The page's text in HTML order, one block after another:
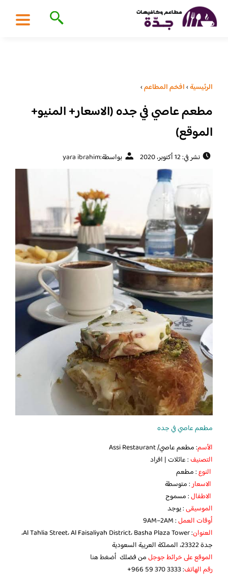
الرئيسية›افخم المطاعم›
مطعم عاصي في جده (الاسعار+ المنيو+
الموقع)
نشر في: 12 أكتوبر، 2020 بواسطة:yara ibrahim
مطعم عاصي في جده
الأسم: مطعم عاصي/ Assi Restaurant
التصنيف: عائلات | افراد
النوع: مطعم
الاسعار: متوسطة
الاطفال: مسموح
الموسيقى: يوجد
أوقات العمل: 9AM–2AM
العنوان
: Al Tahlia Street، Al Faisaliyah District، Basha Plaza Tower،
جدة 23322، المملكة العربية السعودية
الموقع على خرائط جوجلمن فضلك أضغط هنا
رقم الهاتف: ‏‪+966 59 370 3333‬‏